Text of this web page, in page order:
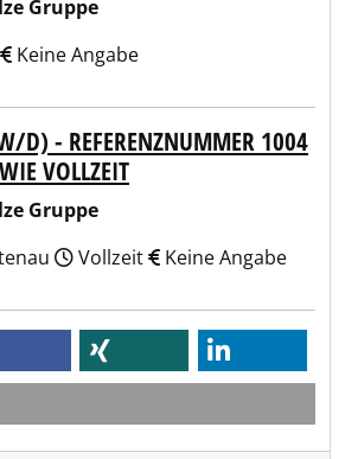
Gruppe
Keine Angabe
D) - REFERENZNUMMER 1004
VOLLZEIT
Gruppe
Vollzeit Keine Angabe